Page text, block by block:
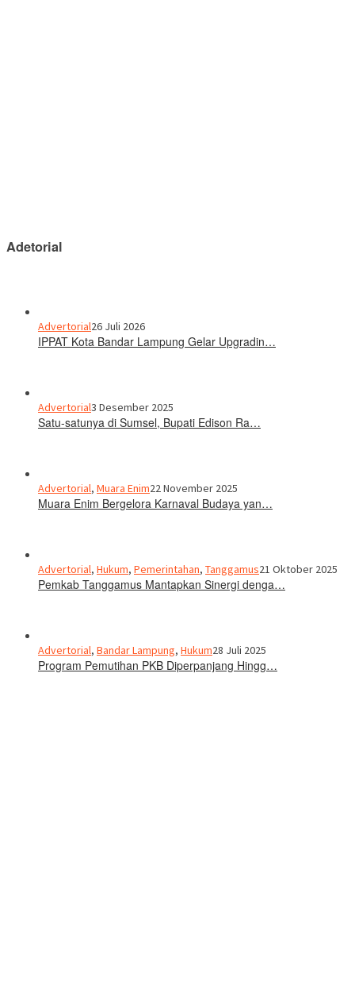
Adetorial
Advertorial26 Juli 2026
IPPAT Kota Bandar Lampung Gelar Upgradin…
Advertorial3 Desember 2025
Satu-satunya di Sumsel, Bupati Edison Ra…
Advertorial, Muara Enim22 November 2025
Muara Enim Bergelora Karnaval Budaya yan…
Advertorial, Hukum, Pemerintahan, Tanggamus21 Oktober 2025
Pemkab Tanggamus Mantapkan Sinergi denga…
Advertorial, Bandar Lampung, Hukum28 Juli 2025
Program Pemutihan PKB Diperpanjang Hingg…